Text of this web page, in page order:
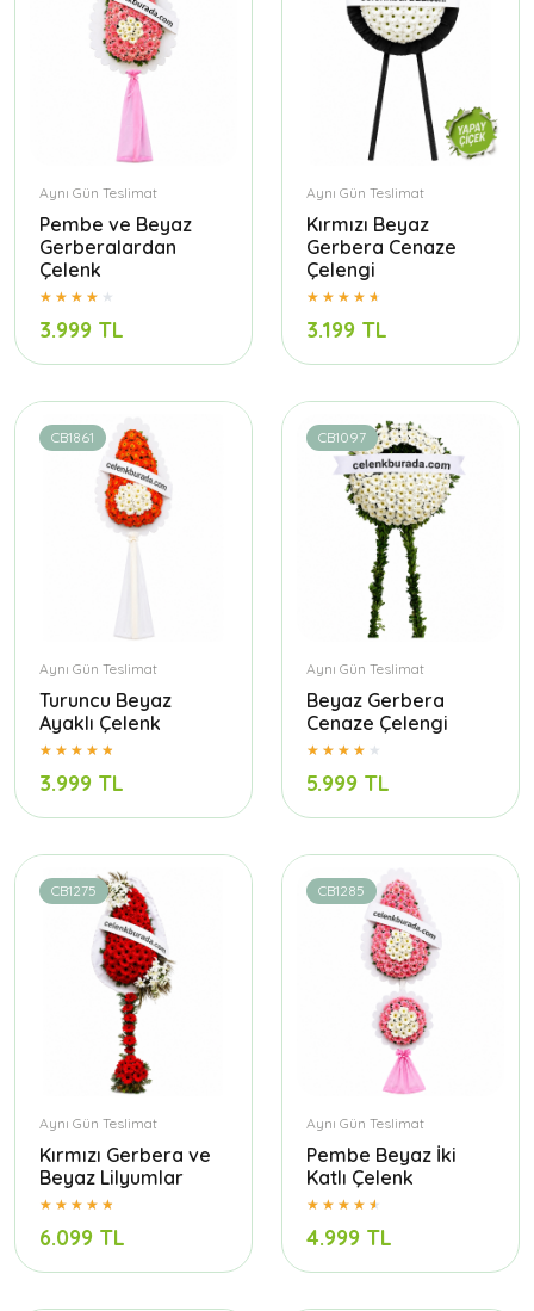
Aynı Gün Teslimat
Pembe ve Beyaz
Gerberalardan
Çelenk
3.999 TL
Aynı Gün Teslimat
Kırmızı Beyaz
Gerbera Cenaze
Çelengi
3.199 TL
CB1861
Aynı Gün Teslimat
Turuncu Beyaz
Ayaklı Çelenk
3.999 TL
CB1097
Aynı Gün Teslimat
Beyaz Gerbera
Cenaze Çelengi
5.999 TL
CB1275
Aynı Gün Teslimat
Kırmızı Gerbera ve
Beyaz Lilyumlar
6.099 TL
CB1285
Aynı Gün Teslimat
Pembe Beyaz İki
Katlı Çelenk
4.999 TL